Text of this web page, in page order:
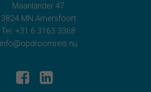
Maanlander 47
3824 MN Amersfoort
Tel: +31 6 3163 3368
info@opdroomreis.nu